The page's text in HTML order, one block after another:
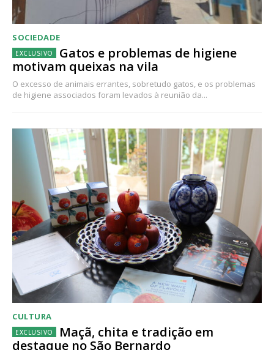
SOCIEDADE
Gatos e problemas de higiene
motivam queixas na vila
O excesso de animais errantes, sobretudo gatos, e os problemas
de higiene associados foram levados à reunião da...
CULTURA
Maçã, chita e tradição em
destaque no São Bernardo